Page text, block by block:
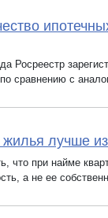
Росреестр
сравнению с
жилья лучше
что при найме
а не ее